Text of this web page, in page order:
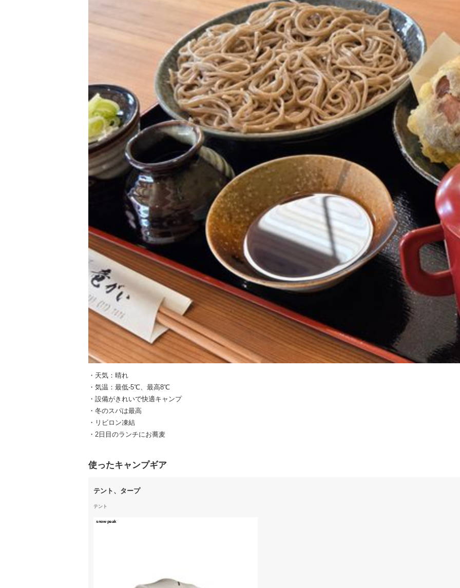
・天気：晴れ
・気温：最低-5℃、最高8℃
・設備がきれいで快適キャンプ
・冬のスパは最高
・リビロン凍結
・2日目のランチにお蕎麦
使ったキャンプギア
テント、タープ
テント
snow peak